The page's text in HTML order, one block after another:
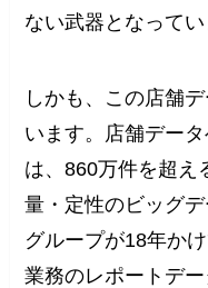
ない武器となってい
しかも、この店舗
います。店舗デー
は、860万件を超え
量・定性のビッグ
グループが18年か
業務のレポートデー